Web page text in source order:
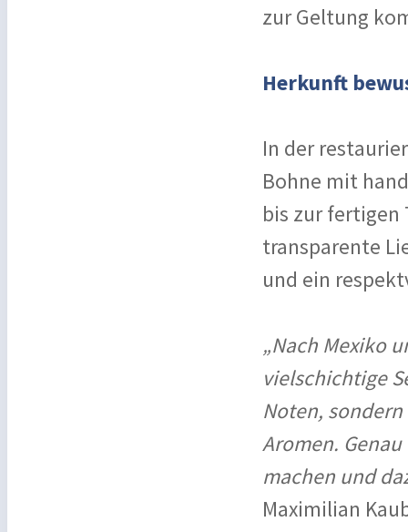
zur Geltung
Herkunft
In der
Bohne mit
bis zur fertigen
transparente
und ein
„Nach Mexiko
vielschichtige
Noten,
Aromen.
machen und
Maximilian